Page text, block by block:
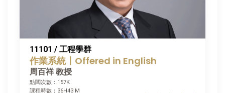
11101 / 工程學群
作業系統〡Offered in English
周百祥 教授
點閱次數：157K
課程時數：36H43 M